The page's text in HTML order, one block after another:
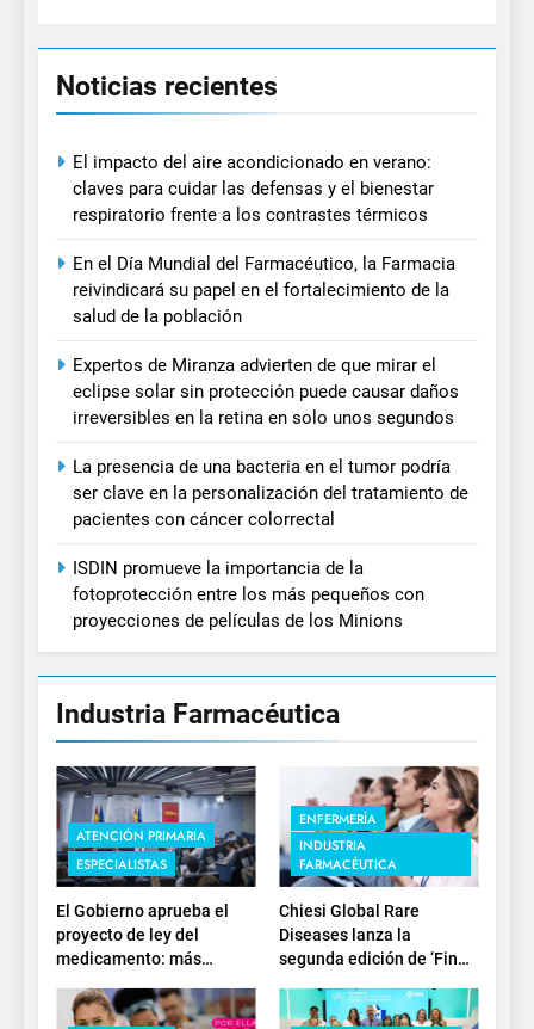
Noticias recientes
El impacto del aire acondicionado en verano:
claves para cuidar las defensas y el bienestar
respiratorio frente a los contrastes térmicos
En el Día Mundial del Farmacéutico, la Farmacia
reivindicará su papel en el fortalecimiento de la
salud de la población
Expertos de Miranza advierten de que mirar el
eclipse solar sin protección puede causar daños
irreversibles en la retina en solo unos segundos
La presencia de una bacteria en el tumor podría
ser clave en la personalización del tratamiento de
pacientes con cáncer colorrectal
ISDIN promueve la importancia de la
fotoprotección entre los más pequeños con
proyecciones de películas de los Minions
Industria Farmacéutica
ATENCIÓN PRIMARIA
ESPECIALISTAS
El Gobierno aprueba el
proyecto de ley del
medicamento: más
estratégica y
ENFERMERÍA
INDUSTRIA
FARMACÉUTICA
Chiesi Global Rare
Diseases lanza la
segunda edición de ‘Find
investigación en